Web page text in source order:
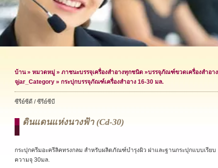
บ้าน» หมวดหมู่ » ภาชนะบรรจุเครื่องสำอางทุกชนิด »บรรจุภัณฑ์ขวดเครื่องสำอาง
จุjar_Category » กระปุกบรรจุภัณฑ์เครื่องสำอาง 16-30 มล.
ซีรีย์ซีดี / ซีรีย์ซีบี
ดินแดนแห่งนางฟ้า (cd-30)
กระปุกครีมอะครีลิคทรงกลม สำหรับผลิตภัณฑ์บำรุงผิว ฝาและฐานกระปุกแบบเรียบ
ความจุ 30มล.